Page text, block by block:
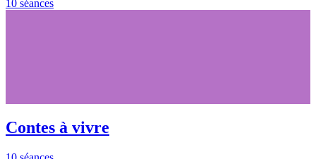
10 séances
Contes à vivre